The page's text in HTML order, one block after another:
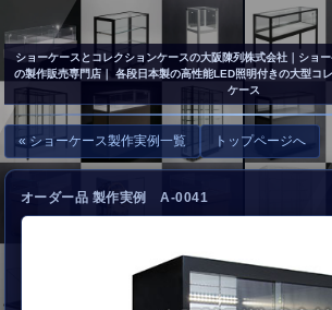
お問い合わせ
ショーケースとコレクションケースの大阪陳列株式会社 ｜ショ
の製作販売専門店｜ 各段日本製の高性能LED照明付きの大型コ
ケース
« ショーケース製作実例一覧 トップページへ
オーダー品 製作実例 A-0041